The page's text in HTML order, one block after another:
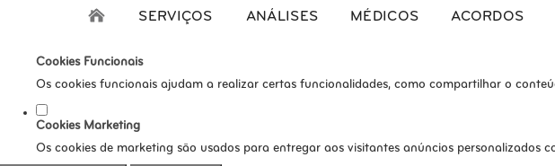
Os cookies analíticos são usados para entender como os visitantes interagem com o site.
tráfego, etc.
Cookies Funcionais
Os cookies funcionais ajudam a realizar certas funcionalidades, como compartilhar o
Cookies Marketing
Os cookies de marketing são usados para entregar aos visitantes anúncios
SERVIÇOS ANÁLISES MÉDICOS ACORDOS